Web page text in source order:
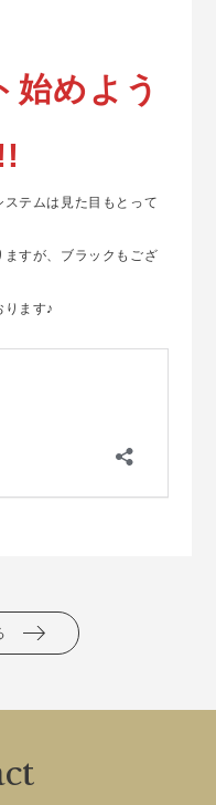
始めよう
テムは見た目もとって
すが、ブラックもござ
ます♪